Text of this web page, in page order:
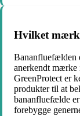
Hvilket
Bananfluefælden
anerkendt mærke
GreenProtect er
produkter til at
bananfluefælde
forebygge